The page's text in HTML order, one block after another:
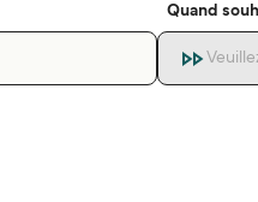
Quand